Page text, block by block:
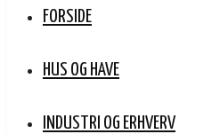
FORSIDE
HUS OG HAVE
INDUSTRI OG ERHVERV